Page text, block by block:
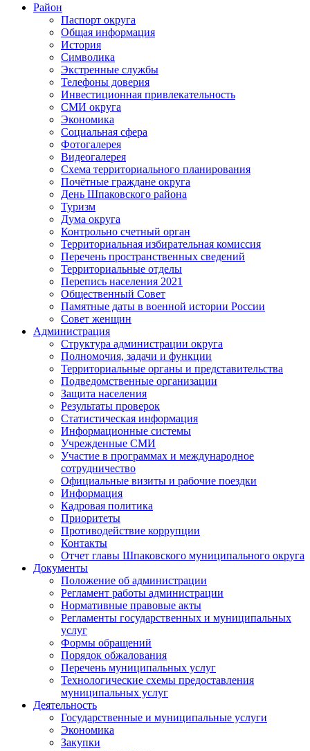
Район
Паспорт округа
Общая информация
История
Символика
Экстренные службы
Телефоны доверия
Инвестиционная привлекательность
СМИ округа
Экономика
Социальная сфера
Фотогалерея
Видеогалерея
Схема территориального планирования
Почётные граждане округа
День Шпаковского района
Туризм
Дума округа
Контрольно счетный орган
Территориальная избирательная комиссия
Перечень пространственных сведений
Территориальные отделы
Перепись населения 2021
Общественный Совет
Памятные даты в военной истории России
Совет женщин
Администрация
Структура администрации округа
Полномочия, задачи и функции
Территориальные органы и представительства
Подведомственные организации
Защита населения
Результаты проверок
Статистическая информация
Информационные системы
Учрежденные СМИ
Участие в программах и международное
сотрудничество
Официальные визиты и рабочие поездки
Информация
Кадровая политика
Приоритеты
Противодействие коррупции
Контакты
Отчет главы Шпаковского муниципального округа
Документы
Положение об администрации
Регламент работы администрации
Нормативные правовые акты
Регламенты государственных и муниципальных
услуг
Формы обращений
Порядок обжалования
Перечень муниципальных услуг
Технологические схемы предоставления
муниципальных услуг
Деятельность
Государственные и муниципальные услуги
Экономика
Закупки